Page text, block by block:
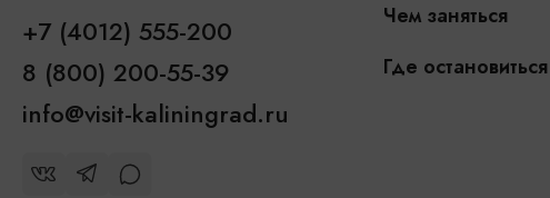
+7 (4012) 555-200
8 (800) 200-55-39
info@visit-kaliningrad.ru
Чем заняться
Где остановиться